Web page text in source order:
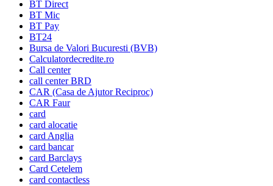
BT Direct
BT Mic
BT Pay
BT24
Bursa de Valori Bucuresti (BVB)
Calculatordecredite.ro
Call center
call center BRD
CAR (Casa de Ajutor Reciproc)
CAR Faur
card
card alocatie
card Anglia
card bancar
card Barclays
Card Cetelem
card contactless